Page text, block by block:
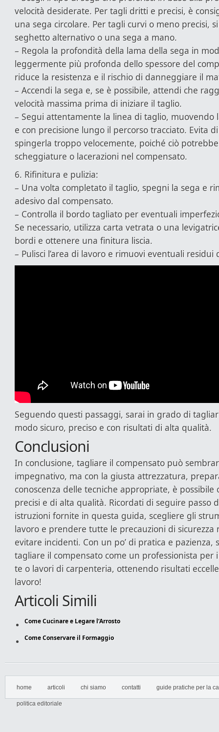
velocità desiderate. Per tagli dritti e precisi, è
una sega circolare. Per tagli curvi o meno precisi,
seghetto alternativo o una sega a mano.
– Regola la profondità della lama della sega in
leggermente più profonda dello spessore del
riduce la resistenza e il rischio di danneggiare il
– Accendi la sega e, se è possibile, attendi che
velocità massima prima di iniziare il taglio.
– Segui attentamente la linea di taglio, muovendo
e con precisione lungo il percorso tracciato. Evita
spingerla troppo velocemente, poiché ciò
scheggiature o lacerazioni nel compensato.
6. Rifinitura e pulizia:
– Una volta completato il taglio, spegni la sega e
adesivo dal compensato.
– Controlla il bordo tagliato per eventuali
Se necessario, utilizza carta vetrata o una
bordi e ottenere una finitura liscia.
– Pulisci l’area di lavoro e rimuovi eventuali residui
Seguendo questi passaggi, sarai in grado di
modo sicuro, preciso e con risultati di alta qualità.
Conclusioni
In conclusione, tagliare il compensato può
impegnativo, ma con la giusta attrezzatura,
conoscenza delle tecniche appropriate, è
precisi e di alta qualità. Ricordati di seguire passo
istruzioni fornite in questa guida, scegliere gli
lavoro e prendere tutte le precauzioni di sicurezza
evitare incidenti. Con un po’ di pratica e pazienza,
tagliare il compensato come un professionista
te o lavori di carpenteria, ottenendo risultati
lavoro!
Articoli Simili
Come Cucinare e Legare l’Arrosto
Come Conservare il Formaggio
home articoli chi siamo contatti guide pratiche per la
politica editoriale